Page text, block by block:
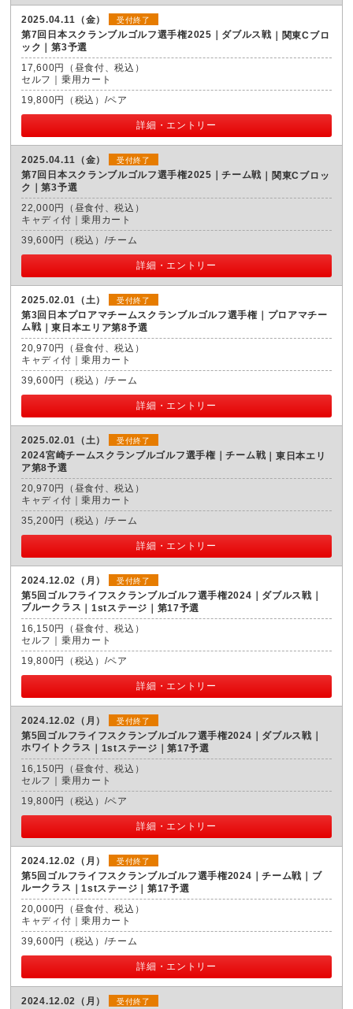
2025.04.11（金） 受付終了
第7回日本スクランブルゴルフ選手権2025｜ダブルス戦
関東Cブロ
ック｜第3予選
17,600円（昼食付、税込）
セルフ｜乗用カート
19,800円（税込）/ペア
詳細・エントリー
2025.04.11（金） 受付終了
第7回日本スクランブルゴルフ選手権2025｜チーム戦
関東Cブロッ
ク｜第3予選
22,000円（昼食付、税込）
キャディ付｜乗用カート
39,600円（税込）/チーム
詳細・エントリー
2025.02.01（土） 受付終了
第3回日本プロアマチームスクランブルゴルフ選手権｜プロアマチー
ム戦
東日本エリア第8予選
20,970円（昼食付、税込）
キャディ付｜乗用カート
39,600円（税込）/チーム
詳細・エントリー
2025.02.01（土） 受付終了
2024宮崎チームスクランブルゴルフ選手権｜チーム戦
東日本エリ
ア第8予選
20,970円（昼食付、税込）
キャディ付｜乗用カート
35,200円（税込）/チーム
詳細・エントリー
2024.12.02（月） 受付終了
第5回ゴルフライフスクランブルゴルフ選手権2024｜ダブルス戦｜
ブルークラス
1stステージ｜第17予選
16,150円（昼食付、税込）
セルフ｜乗用カート
19,800円（税込）/ペア
詳細・エントリー
2024.12.02（月） 受付終了
第5回ゴルフライフスクランブルゴルフ選手権2024｜ダブルス戦｜
ホワイトクラス
1stステージ｜第17予選
16,150円（昼食付、税込）
セルフ｜乗用カート
19,800円（税込）/ペア
詳細・エントリー
2024.12.02（月） 受付終了
第5回ゴルフライフスクランブルゴルフ選手権2024｜チーム戦｜ブ
ルークラス
1stステージ｜第17予選
20,000円（昼食付、税込）
キャディ付｜乗用カート
39,600円（税込）/チーム
詳細・エントリー
2024.12.02（月） 受付終了